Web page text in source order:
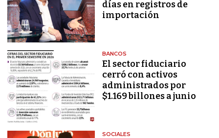
días en registros de
importación
BANCOS
El sector fiduciario
cerró con activos
administrados por
$1.169 billones a junio
SOCIALES